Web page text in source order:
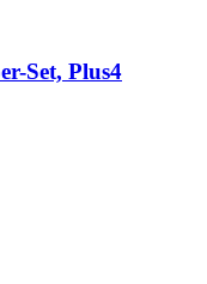
​Set, Plus4